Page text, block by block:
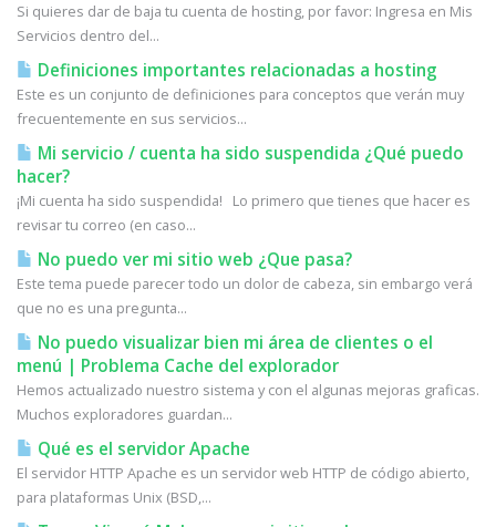
Si quieres dar de baja tu cuenta de hosting, por favor: Ingresa en Mis
Servicios dentro del...
Definiciones importantes relacionadas a hosting
Este es un conjunto de definiciones para conceptos que verán muy
frecuentemente en sus servicios...
Mi servicio / cuenta ha sido suspendida ¿Qué puedo
hacer?
¡Mi cuenta ha sido suspendida! Lo primero que tienes que hacer es
revisar tu correo (en caso...
No puedo ver mi sitio web ¿Que pasa?
Este tema puede parecer todo un dolor de cabeza, sin embargo verá
que no es una pregunta...
No puedo visualizar bien mi área de clientes o el
menú | Problema Cache del explorador
Hemos actualizado nuestro sistema y con el algunas mejoras graficas.
Muchos exploradores guardan...
Qué es el servidor Apache
El servidor HTTP Apache es un servidor web HTTP de código abierto,
para plataformas Unix (BSD,...